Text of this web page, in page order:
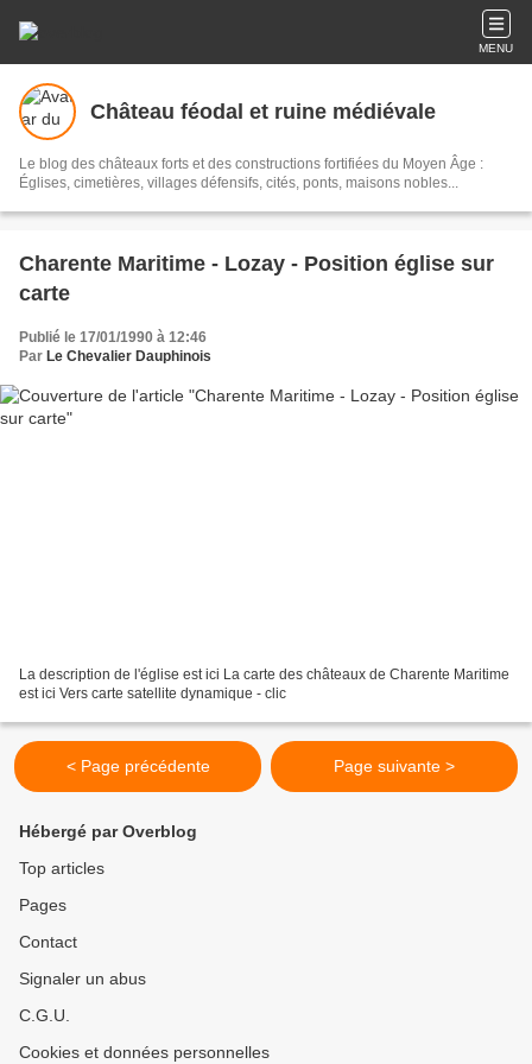
MENU
Château féodal et ruine médiévale
Le blog des châteaux forts et des constructions fortifiées du Moyen Âge :
Églises, cimetières, villages défensifs, cités, ponts, maisons nobles...
Charente Maritime - Lozay - Position église sur
carte
Publié le 17/01/1990 à 12:46
Par Le Chevalier Dauphinois
La description de l'église est ici La carte des châteaux de Charente Maritime
est ici Vers carte satellite dynamique - clic
< Page précédente Page suivante >
Hébergé par Overblog
Top articles
Pages
Contact
Signaler un abus
C.G.U.
Cookies et données personnelles